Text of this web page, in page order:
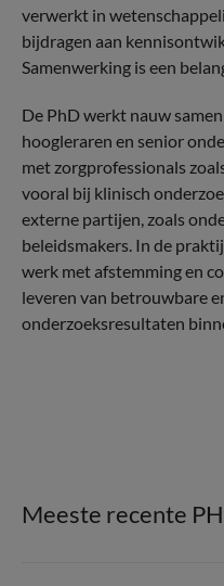
verwerkt in
bijdragen aan
Samenwerking is een
De PhD werkt nauw
hoogleraren en senior
met zorgprofessionals
vooral bij klinisch
externe partijen, zoals
beleidsmakers. In de
werk met afstemming en
leveren van betrouwbare
onderzoeksresultaten
Meeste recente